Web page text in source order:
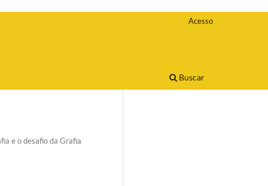
Buscar
Acesso
e o desafio da Grafia